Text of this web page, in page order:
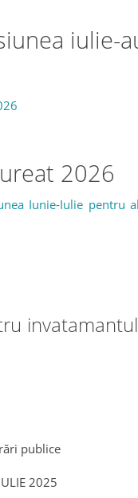
iulie-
2026
Iunie-Iulie pentru
publice
2025